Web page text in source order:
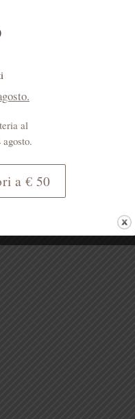
al
a € 50